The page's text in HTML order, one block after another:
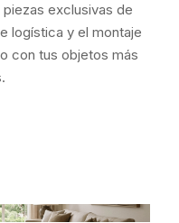
exclusivas de
logística y el montaje
con tus objetos más